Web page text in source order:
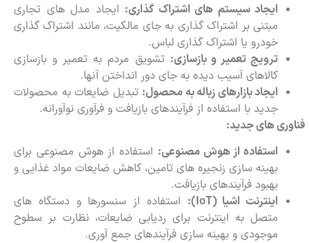
ایجاد سیستم های اشتراک گذاری: ایجاد مدل های تجاری
مبتنی بر اشتراک گذاری به جای مالکیت، مانند اشتراک گذاری
خودرو یا اشتراک گذاری لباس.
ترویج تعمیر و بازسازی: تشویق مردم به تعمیر و بازسازی
کالاهای آسیب دیده به جای دور انداختن آنها.
ایجاد بازارهای زباله به محصول: تبدیل ضایعات به محصولات
جدید با استفاده از فرآیندهای بازیافت و فرآوری نوآورانه.
فناوری های جدید:
استفاده از هوش مصنوعی: استفاده از هوش مصنوعی برای
بهینه سازی زنجیره های تامین، کاهش ضایعات مواد غذایی و
بهبود فرآیندهای بازیافت.
اینترنت اشیا (IoT
): استفاده از سنسورها و دستگاه های
متصل به اینترنت برای ردیابی ضایعات، نظارت بر سطوح
موجودی و بهینه سازی فرآیندهای جمع آوری.